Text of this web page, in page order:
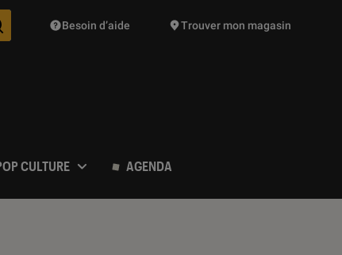
Des suggestions de produits vont vous être proposées
Besoin d’aide Trouver mon magasin
CULTURE AGENDA